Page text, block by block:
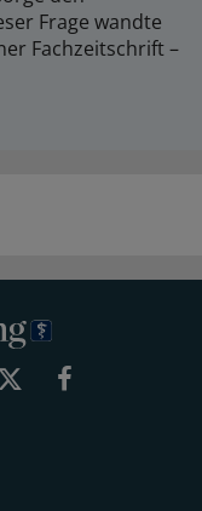
Frage wandte
Fachzeitschrift –